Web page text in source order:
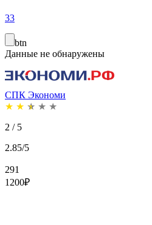
33
btn
Данные не обнаружены
СПК Экономи
★ ★ ★ ★ ★
2 / 5
2.85/5
291
1200₽